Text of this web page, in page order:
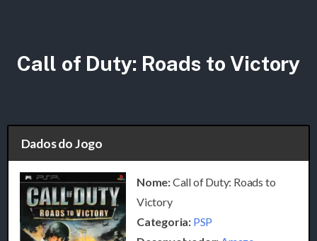
Call of Duty: Roads to Victory
Dados do Jogo
Nome:Call of Duty: Roads to
Victory
Categoria: PSP